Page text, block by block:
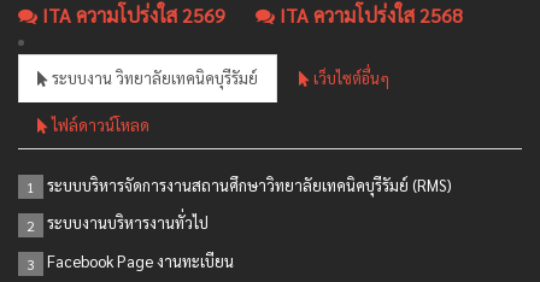
ITA ความโปร่งใส 2569 ITA ความโปร่งใส 2568
ระบบงาน วิทยาลัยเทคนิคบุรีรัมย์ เว็บไซต์อื่นๆ
ไฟล์ดาวน์โหลด
1 ระบบบริหารจัดการงานสถานศึกษาวิทยาลัยเทคนิคบุรีรัมย์ (RMS)
2 ระบบงานบริหารงานทั่วไป
3 Facebook Page งานทะเบียน